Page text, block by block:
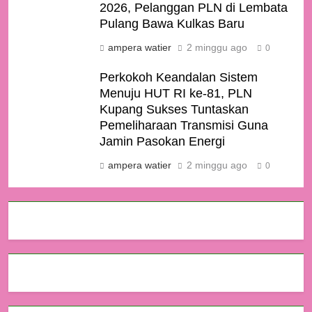
2026, Pelanggan PLN di Lembata
Pulang Bawa Kulkas Baru
ampera watier 2 minggu ago 0
Perkokoh Keandalan Sistem
Menuju HUT RI ke-81, PLN
Kupang Sukses Tuntaskan
Pemeliharaan Transmisi Guna
Jamin Pasokan Energi
ampera watier 2 minggu ago 0